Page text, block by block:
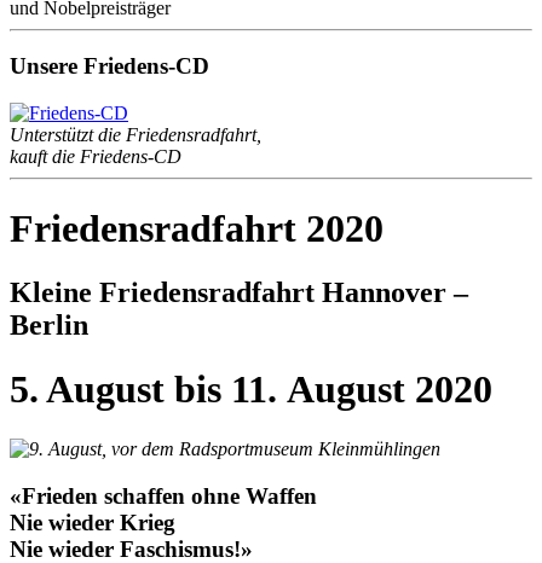
und Nobelpreisträger
Unsere Friedens-CD
Unterstützt die Friedensradfahrt,
kauft die Friedens-CD
Friedensradfahrt 2020
Kleine Friedensradfahrt Hannover –
Berlin
5. August bis 11. August 2020
«Frieden schaffen ohne Waffen
Nie wieder Krieg
Nie wieder Faschismus!»